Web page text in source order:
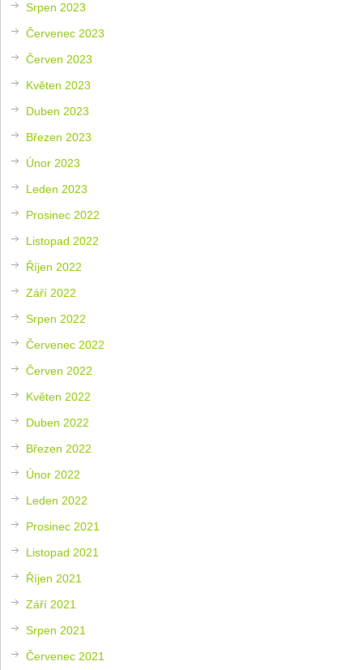
Srpen 2023
Červenec 2023
Červen 2023
Květen 2023
Duben 2023
Březen 2023
Únor 2023
Leden 2023
Prosinec 2022
Listopad 2022
Říjen 2022
Září 2022
Srpen 2022
Červenec 2022
Červen 2022
Květen 2022
Duben 2022
Březen 2022
Únor 2022
Leden 2022
Prosinec 2021
Listopad 2021
Říjen 2021
Září 2021
Srpen 2021
Červenec 2021